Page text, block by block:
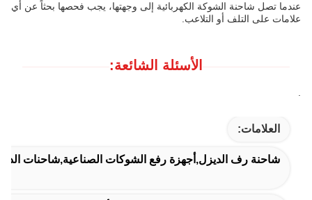
عندما تصل شاحنة الشوكة الكهربائية إلى وجهتها، يجب فحصها بحثاً عن أي
علامات على التلف أو التلاعب.
الأسئلة الشائعة:
العلامات:
شاحنة رف الديزل,أجهزة رفع الشوكات الصناعية,شاحنات الديزل